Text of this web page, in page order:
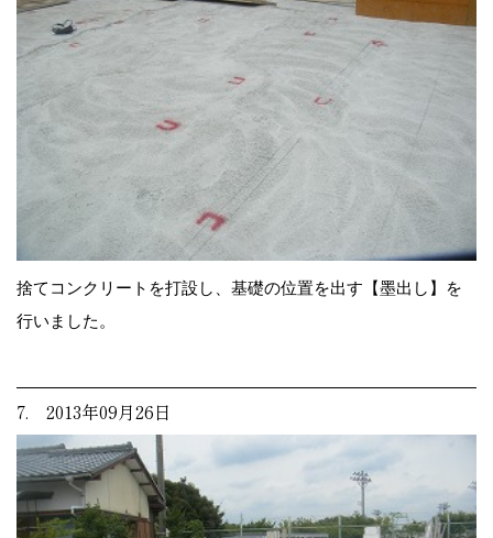
捨てコンクリートを打設し、基礎の位置を出す【墨出し】を
行いました。
7. 2013年09月26日